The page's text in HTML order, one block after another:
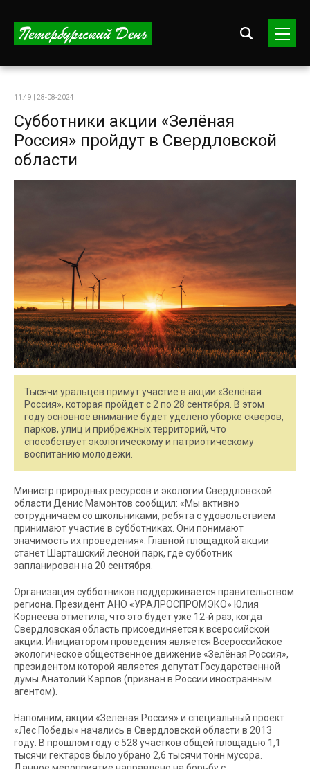
11:49 | 28-08-2024
Субботники акции «Зелёная
Россия» пройдут в Свердловской
области
Тысячи уральцев примут участие в акции «Зелёная
Россия», которая пройдет с 2 по 28 сентября. В этом
году основное внимание будет уделено уборке скверов,
парков, улиц и прибрежных территорий, что
способствует экологическому и патриотическому
воспитанию молодежи.
Министр природных ресурсов и экологии Свердловской
области Денис Мамонтов сообщил: «Мы активно
сотрудничаем со школьниками, ребята с удовольствием
принимают участие в субботниках. Они понимают
значимость их проведения». Главной площадкой акции
станет Шарташский лесной парк, где субботник
запланирован на 20 сентября.
Организация субботников поддерживается правительством
региона. Президент АНО «УРАЛРОСПРОМЭКО» Юлия
Корнеева отметила, что это будет уже 12-й раз, когда
Свердловская область присоединяется к всеросийской
акции. Инициатором проведения является Всероссийское
экологическое общественное движение «Зелёная Россия»,
президентом которой является депутат Государственной
думы Анатолий Карпов (признан в России иностранным
агентом).
Напомним, акции «Зелёная Россия» и специальный проект
«Лес Победы» начались в Свердловской области в 2013
году. В прошлом году с 528 участков общей площадью 1,1
тысячи гектаров было убрано 2,6 тысячи тонн мусора.